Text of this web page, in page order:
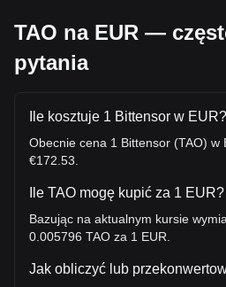
TAO na EUR —
pytania
Ile kosztuje 1 Bittensor w EUR?
Obecnie cena 1 Bittensor (TAO) w
€172.53.
Ile TAO mogę kupić za 1 EUR?
Bazując na aktualnym kursie
0.005796 TAO za 1 EUR.
Jak obliczyć lub